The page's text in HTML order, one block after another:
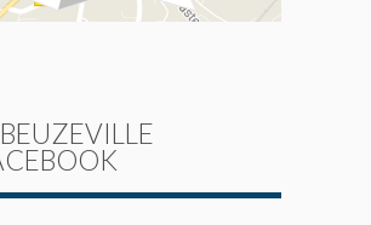
BEUZEVILLE